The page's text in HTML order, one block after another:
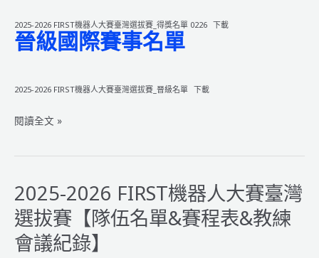
2025-2026 FIRST機器人大賽臺灣選拔賽_得獎名單 0226 下載
晉級國際賽事名單
2025-2026 FIRST機器人大賽臺灣選拔賽_晉級名單 下載
2025-
FIRST
器
人
大
賽
臺
閱讀全文 »
2025-2026 FIRST機器人大賽臺灣
選拔賽【隊伍名單&賽程表&教練
會議紀錄】